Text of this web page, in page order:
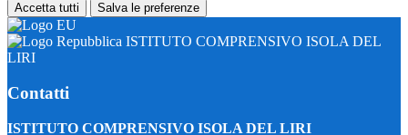
Accetta tutti Salva le preferenze
ISTITUTO COMPRENSIVO ISOLA DEL
LIRI
Contatti
ISTITUTO COMPRENSIVO ISOLA DEL LIRI